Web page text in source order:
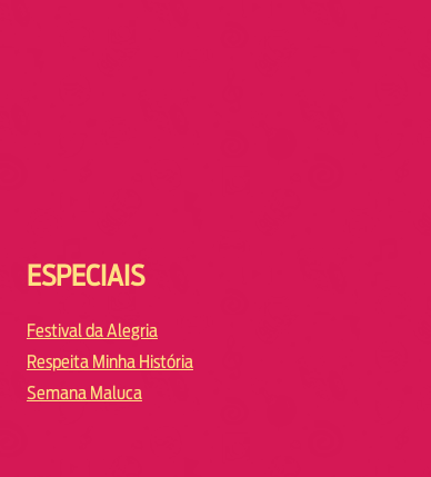
ESPECIAIS
Festival da Alegria
Respeita Minha História
Semana Maluca